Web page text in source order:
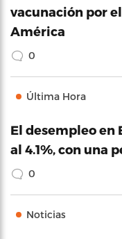
vacunación por
América
0
Última Hora
El desempleo en
al 4.1%, con una
0
Noticias